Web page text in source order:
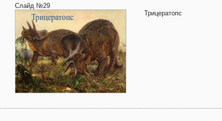
Слайд №29
Трицератопс